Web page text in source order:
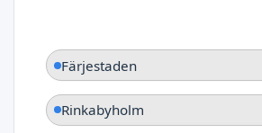
Färjestaden
Rinkabyholm